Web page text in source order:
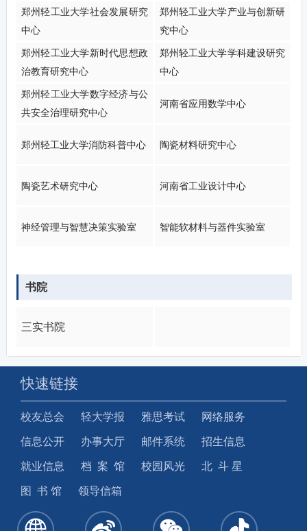
郑州轻工业大学社会发展研究
中心
郑州轻工业大学产业与创新研
究中心
郑州轻工业大学新时代思想政
治教育研究中心
郑州轻工业大学学科建设研究
中心
郑州轻工业大学数字经济与公
共安全治理研究中心
河南省应用数学中心
郑州轻工业大学消防科普中心 陶瓷材料研究中心
陶瓷艺术研究中心 河南省工业设计中心
神经管理与智慧决策实验室 智能软材料与器件实验室
书院
三实书院
快速链接
校友总会 轻大学报 雅思考试 网络服务
信息公开 办事大厅 邮件系统 招生信息
就业信息 档 案 馆 校园风光 北 斗 星
图 书 馆 领导信箱